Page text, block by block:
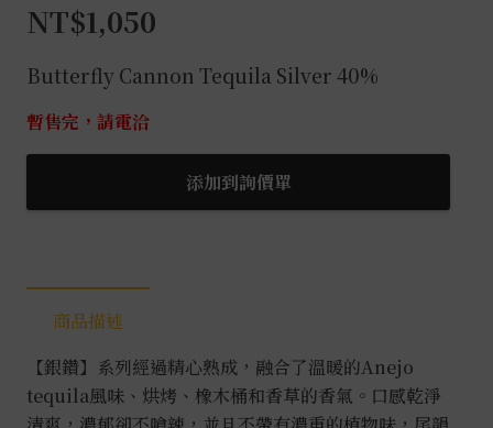
NT$1,050
Butterfly Cannon Tequila Silver 40%
暫售完，請電洽
添加到詢價單
商品描述
【銀鑽】系列經過精心熟成，融合了溫暖的Anejo
tequila風味、烘烤、橡木桶和香草的香氣。口感乾淨